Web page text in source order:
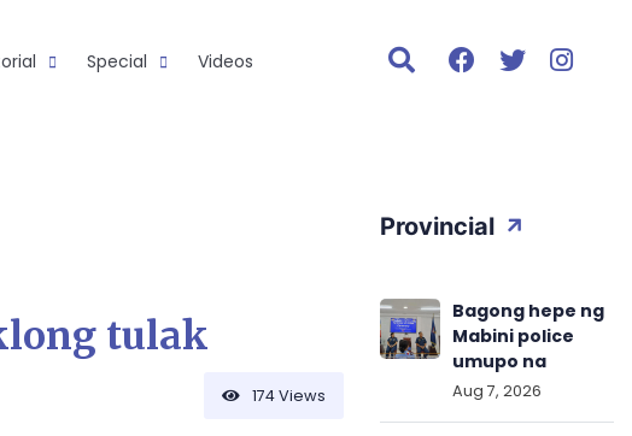
Special Videos
tulak
174Views
Provincial
Bagong hepe ng
Mabini police
umupo na
Aug 7, 2026